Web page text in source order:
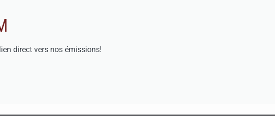
direct vers nos émissions!